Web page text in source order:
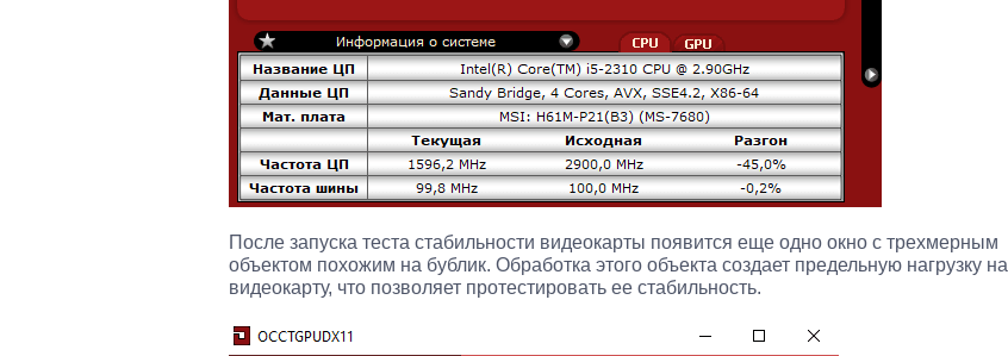
После запуска теста стабильности видеокарты появится еще одно окно с трехмерным
объектом похожим на бублик. Обработка этого объекта создает предельную нагрузку на
видеокарту, что позволяет протестировать ее стабильность.